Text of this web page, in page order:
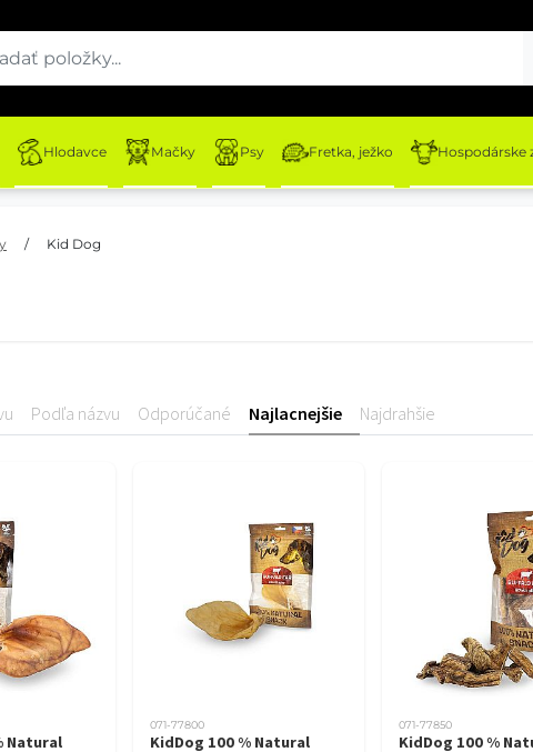
Hlodavce Mačky Psy Fretka, ježko Hospodárske
/ Kid Dog
Podľa názvu Odporúčané Najlacnejšie Najdrahšie
Natural
071-77800
KidDog 100 % Natural
071-77850
KidDog 100 %